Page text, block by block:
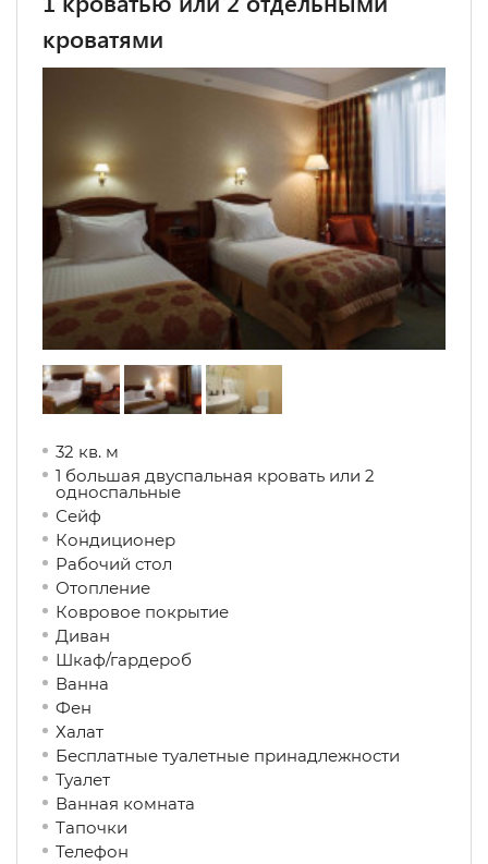
кроватями
32 кв. м
1 большая двуспальная кровать или 2
односпальные
Сейф
Кондиционер
Рабочий стол
Отопление
Ковровое покрытие
Диван
Шкаф/гардероб
Ванна
Фен
Халат
Бесплатные туалетные принадлежности
Туалет
Ванная комната
Тапочки
Телефон